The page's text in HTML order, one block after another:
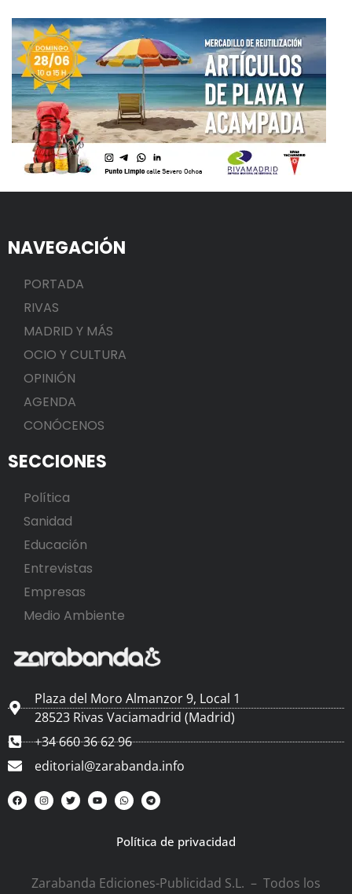
NAVEGACIÓN
PORTADA
RIVAS
MADRID Y MÁS
OCIO Y CULTURA
OPINIÓN
AGENDA
CONÓCENOS
SECCIONES
Política
Sanidad
Educación
Entrevistas
Empresas
Medio Ambiente
Plaza del Moro Almanzor 9, Local 1
28523 Rivas Vaciamadrid (Madrid)
+34 660 36 62 96
editorial@zarabanda.info
Política de privacidad
Zarabanda Ediciones-Publicidad S.L. – Todos los